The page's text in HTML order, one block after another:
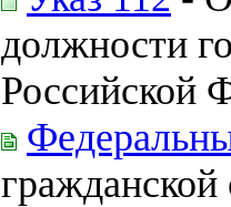
должности
Российской